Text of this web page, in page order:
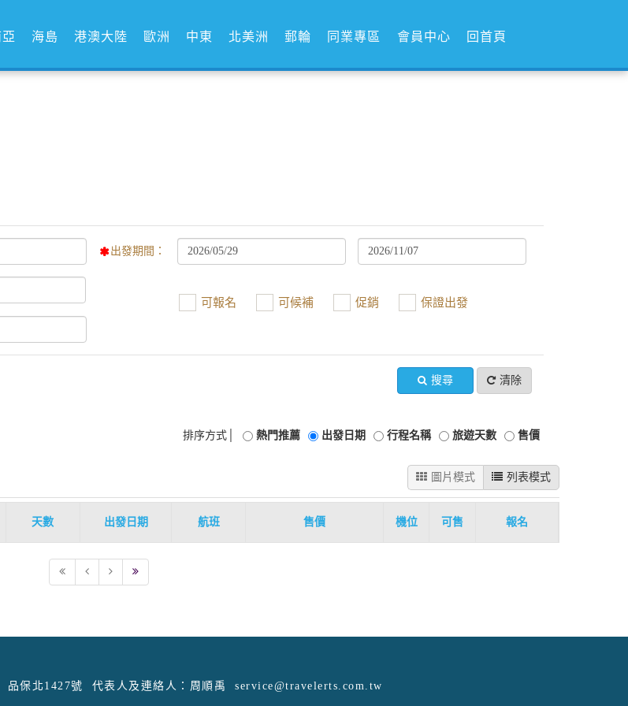
海島 港澳大陸 歐洲 中東 北美洲 郵輪 同業專區 會員中心 回首頁
出發期間：
可報名 可候補 促銷 保證出發
搜尋 清除
排序方式│ 熱門推薦 出發日期 行程名稱 旅遊天數 售價
圖片模式 列表模式
天數 出發日期 航班 售價 機位 可售 報名
品保北1427號 代表人及連絡人：周順禹 service@travelerts.com.tw